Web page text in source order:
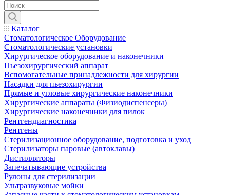
Каталог
Стоматологическое Оборудование
Стоматологические установки
Хирургическое оборудование и наконечники
Пьезохирургический аппарат
Вспомогательные принадлежности для хирургии
Насадки для пьезохирургии
Прямые и угловые хирургические наконечники
Хирургические аппараты (Физиодиспенсеры)
Хирургические наконечники для пилок
Рентгендиагностика
Рентгены
Стерилизационное оборудование, подготовка и уход
Стерилизаторы паровые (автоклавы)
Дистилляторы
Запечатывающие устройства
Рулоны для стерилизации
Ультразвуковые мойки